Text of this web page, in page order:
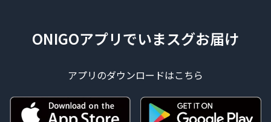
ONIGOアプリでいまスグお届け
アプリのダウンロードはこちら